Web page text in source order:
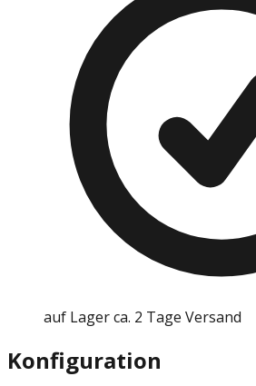
auf Lager ca. 2 Tage Versand
Konfiguration